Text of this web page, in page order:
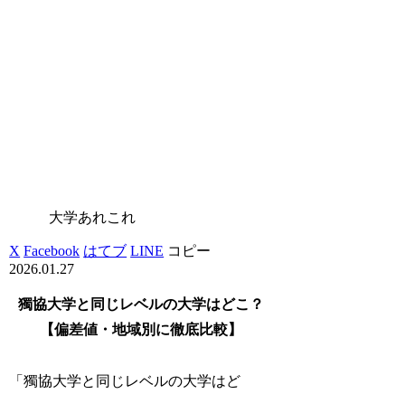
大学あれこれ
X Facebook はてブ LINE コピー
2026.01.27
獨協大学と同じレベルの大学はどこ？
【偏差値・地域別に徹底比較】
「獨協大学と同じレベルの大学はど